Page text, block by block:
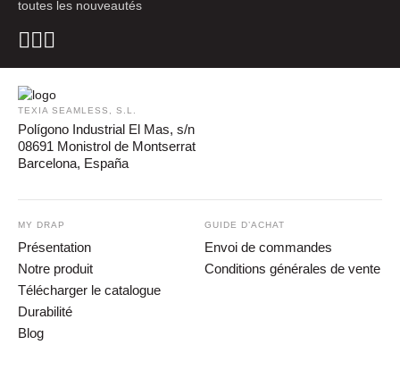
toutes les nouveautés
TEXIA SEAMLESS, S.L.
Polígono Industrial El Mas, s/n
08691 Monistrol de Montserrat
Barcelona, España
MY DRAP
Présentation
Notre produit
Télécharger le catalogue
Durabilité
Blog
GUIDE D’ACHAT
Envoi de commandes
Conditions générales de vente